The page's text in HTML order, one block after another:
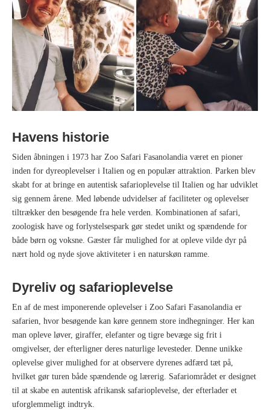
Havens historie
Siden åbningen i 1973 har Zoo Safari Fasanolandia været en pioner
inden for dyreoplevelser i Italien og en populær attraktion. Parken blev
skabt for at bringe en autentisk safarioplevelse til Italien og har udviklet
sig gennem årene. Med løbende udvidelser af faciliteter og oplevelser
tiltrækker den besøgende fra hele verden. Kombinationen af safari,
zoologisk have og forlystelsespark gør stedet unikt og spændende for
både børn og voksne. Gæster får mulighed for at opleve vilde dyr på
nært hold og nyde sjove aktiviteter i en naturskøn ramme.
Dyreliv og safarioplevelse
En af de mest imponerende oplevelser i Zoo Safari Fasanolandia er
safarien, hvor besøgende kan køre gennem store indhegninger. Her kan
man opleve løver, giraffer, elefanter og tigre bevæge sig frit i
omgivelser, der efterligner deres naturlige levesteder. Denne unikke
oplevelse giver mulighed for at observere dyrenes adfærd tæt på,
hvilket gør turen både spændende og lærerig. Safariområdet er designet
til at skabe en autentisk afrikansk safarioplevelse, der efterlader et
uforglemmeligt indtryk.